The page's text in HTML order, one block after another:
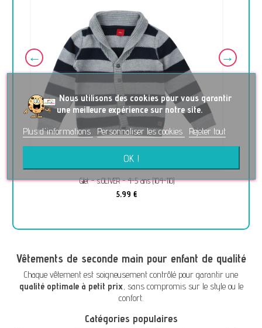
Gilet - s.OLIVER - 4-5 ans (104-110)
5,99 €
Vêtements de seconde main pour enfant de qualité
Chaque vêtement est soigneusement contrôlé pour garantir une
qualité optimale à petit prix, sans compromis sur le style ou le
confort.
Catégories populaires
Nous utilisons des cookies pour vous garantir
une meilleure expérience sur notre site.
Plus d'informations Personnaliser les cookies Rejeter tout
OK !